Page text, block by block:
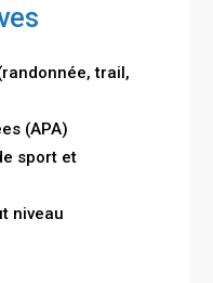
trail,
(APA)
sport et
niveau